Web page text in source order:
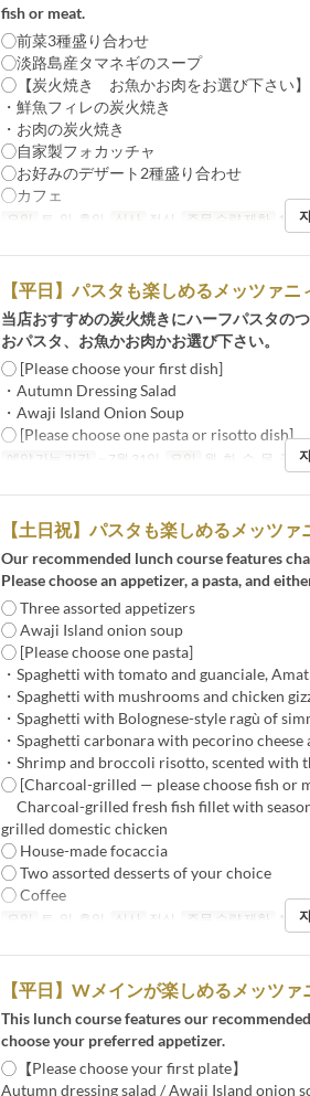
fish or meat.
◯前菜3種盛り合わせ
◯淡路島産タマネギのスープ
◯【炭火焼き お魚かお肉をお選び下さい】
・鮮魚フィレの炭火焼き
・お肉の炭火焼き
◯自家製フォカッチャ
◯お好みのデザート2種盛り合わせ
◯カフェ
요일 토, 일, 휴일 식사 점심 주문 수량 제한 1 ~ 8
【平日】パスタも楽しめるメッツァ
当店おすすめの炭火焼きにハーフパスタの
おパスタ、お魚かお肉かお選び下さい。
◯ [Please choose your first dish]
・Autumn Dressing Salad
・Awaji Island Onion Soup
◯ [Please choose one pasta or risotto dish]
예약 가능 기간 ~ 7월 31일 요일 월, 화, 수, 목, 금
【土日祝】パスタも楽しめるメッツ
Our recommended lunch course features
Please choose an appetizer, a pasta, and
◯ Three assorted appetizers
◯ Awaji Island onion soup
◯ [Please choose one pasta]
・Spaghetti with tomato and guanciale,
・Spaghetti with mushrooms and chicken
・Spaghetti with Bolognese-style ragù of
・Spaghetti carbonara with pecorino cheese
・Shrimp and broccoli risotto, scented with
◯ [Charcoal-grilled — please choose fish or
Charcoal-grilled fresh fish fillet with
grilled domestic chicken
◯ House-made focaccia
◯ Two assorted desserts of your choice
◯ Coffee
요일 토, 일, 휴일 식사 점심 주문 수량 제한 1 ~ 8
【平日】Wメインが楽しめるメッツ
This lunch course features our
choose your preferred appetizer.
◯【Please choose your first plate】
Autumn dressing salad / Awaji Island onion